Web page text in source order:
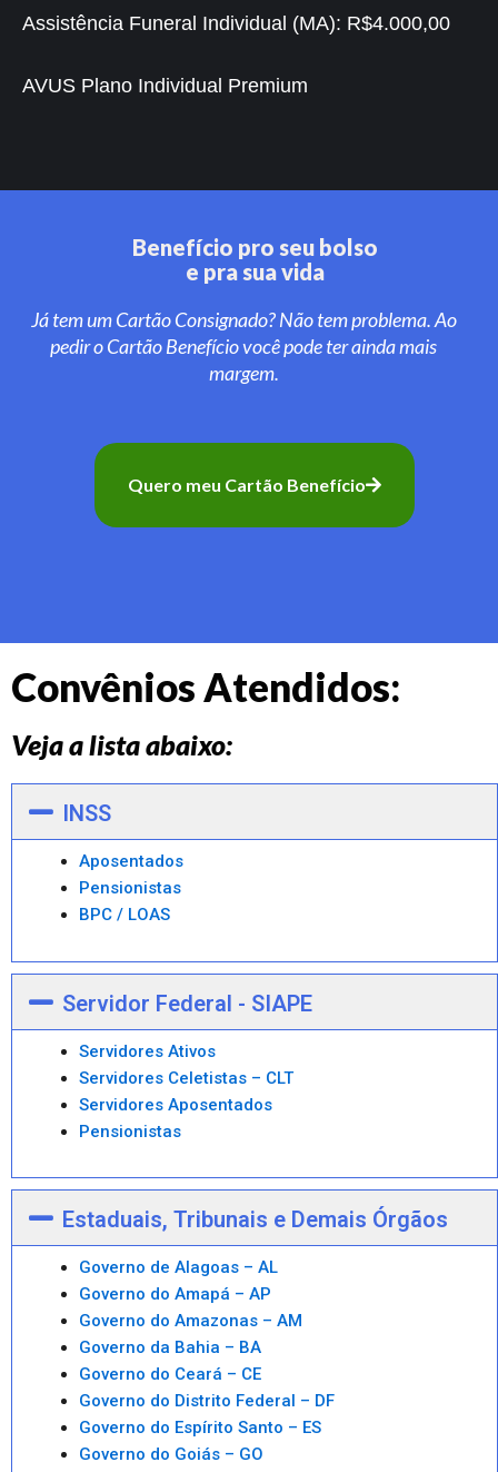
Assistência Funeral Individual (MA): R$4.000,00
AVUS Plano Individual Premium
Benefício pro seu bolso
e pra sua vida
Já tem um Cartão Consignado? Não tem problema. Ao
pedir o Cartão Benefício você pode ter ainda mais
margem.
Quero meu Cartão Benefício
Convênios Atendidos:
Veja a lista abaixo:
INSS
Aposentados
Pensionistas
BPC / LOAS
Servidor Federal - SIAPE
Servidores Ativos
Servidores Celetistas – CLT
Servidores Aposentados
Pensionistas
Estaduais, Tribunais e Demais Órgãos
Governo de Alagoas – AL
Governo do Amapá – AP
Governo do Amazonas – AM
Governo da Bahia – BA
Governo do Ceará – CE
Governo do Distrito Federal – DF
Governo do Espírito Santo – ES
Governo do Goiás – GO